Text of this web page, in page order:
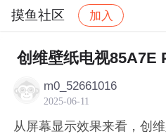
摸鱼社区 加入
社区 摸鱼社区 摸鱼打
创维壁纸电视85A7E
m0_52661016
2025-06-11
从屏幕显示效果来看，创